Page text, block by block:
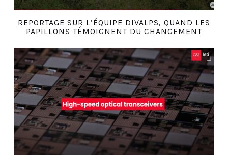
REPORTAGE SUR L’ÉQUIPE DIVALPS, QUAND LES
PAPILLONS TÉMOIGNENT DU CHANGEMENT